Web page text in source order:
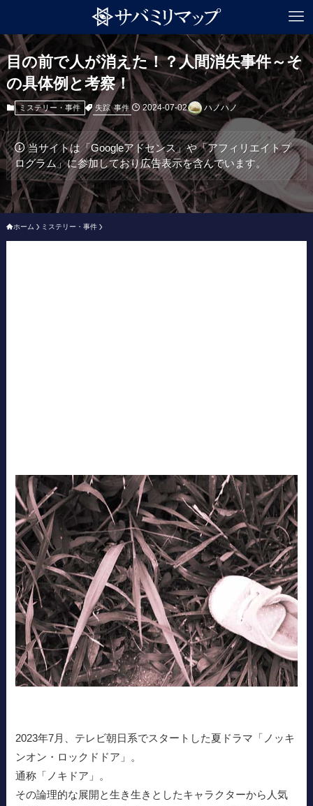
目の前で人が消えた！？人間消失事件～そ
の具体例と考察！
ミステリー・事件 失踪 事件 2024-07-02 ハノハノ
当サイトは「Googleアドセンス」や「アフィリエイトプ
ログラム」に参加しており広告表示を含んでいます。
ホーム ミステリー・事件
2023年7月、テレビ朝日系でスタートした夏ドラマ「ノッキ
ンオン・ロックドドア」。
通称「ノキドア」。
その論理的な展開と生き生きとしたキャラクターから人気